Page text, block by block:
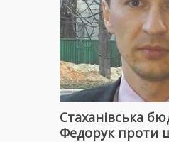
Стаханівська
Федорук проти